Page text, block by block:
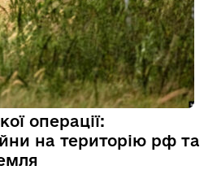
операції:
на територію рф та